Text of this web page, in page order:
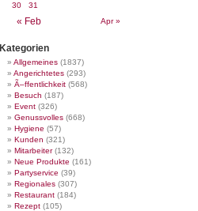
« Feb Apr »
30
31
Kategorien
Allgemeines (1837)
Angerichtetes (293)
Ã–ffentlichkeit (568)
Besuch (187)
Event (326)
Genussvolles (668)
Hygiene (57)
Kunden (321)
Mitarbeiter(132)
Neue Produkte (161)
Partyservice (39)
Regionales (307)
Restaurant (184)
Rezept (105)